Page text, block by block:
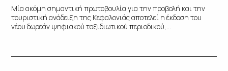
Μία ακόμη σημαντική πρωτοβουλία για την προβολή και την
τουριστική ανάδειξη της Κεφαλονιάς αποτελεί η έκδοση του
νέου δωρεάν ψηφιακού ταξιδιωτικού περιοδικού,...